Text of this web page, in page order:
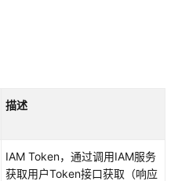
描述
IAM Token，通过调用IAM服务
获取用户Token接口获取（响应